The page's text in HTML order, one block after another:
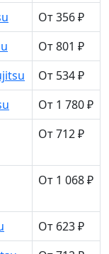
От 356 ₽
От 801 ₽
От 534 ₽
От 1 780 ₽
От 712 ₽
От 1 068 ₽
От 623 ₽